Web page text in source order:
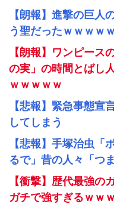
【朗報】進撃の巨人
う聖だったｗｗｗｗ
【朗報】ワンピース
の実」の時間とばし
ｗｗｗｗｗ
【悲報】緊急事態宣
してしまう
【悲報】手塚治虫「
るで」昔の人々「つ
【衝撃】歴代最強の
ガチで強すぎるｗｗ